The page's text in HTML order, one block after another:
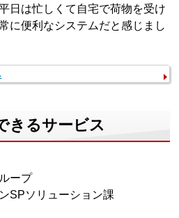
日は忙しくて自宅で荷物を受け
に便利なシステムだと感じまし
きるサービス
ープ
SPソリューション課